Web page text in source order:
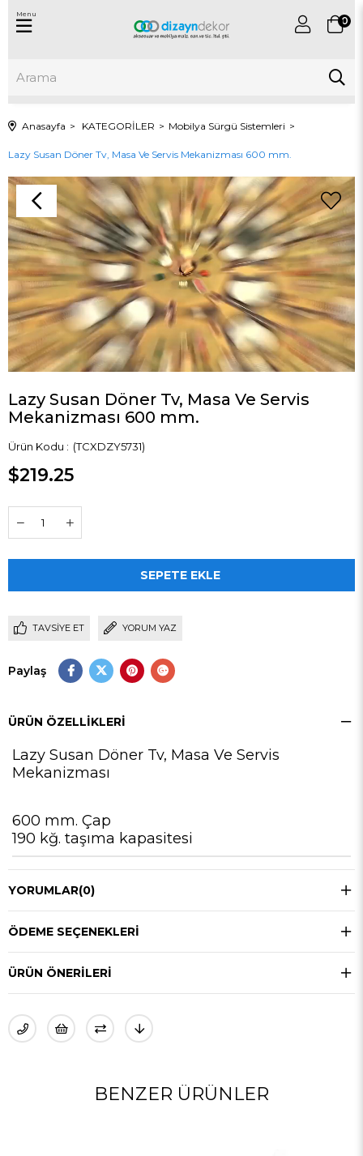
0
Menu
Anasayfa KATEGORİLER Mobilya Sürgü Sistemleri
Lazy Susan Döner Tv, Masa Ve Servis Mekanizması 600 mm.
Lazy Susan Döner Tv, Masa Ve Servis
Mekanizması 600 mm.
(TCXDZY5731)
$219.25
TAVSIYE ET YORUM YAZ
Paylaş
ÜRÜN ÖZELLIKLERI
Lazy Susan Döner Tv, Masa Ve Servis
Mekanizması
600 mm. Çap
190 kğ. taşıma kapasitesi
YORUMLAR(0)
ÖDEME SEÇENEKLERI
ÜRÜN ÖNERILERI
BENZER ÜRÜNLER